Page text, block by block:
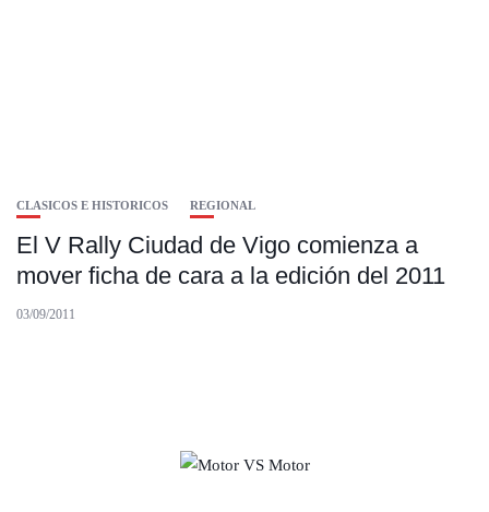
CLASICOS E HISTORICOS REGIONAL
El V Rally Ciudad de Vigo comienza a
mover ficha de cara a la edición del 2011
03/09/2011